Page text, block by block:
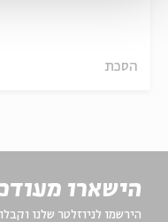
הסכת
הישארו
הירשמו לניוזלטר שלנו